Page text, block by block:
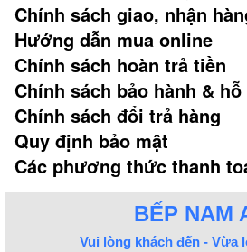
Chính sách giao, nhận
Hướng dẫn mua online
Chính sách hoàn trả tiền
Chính sách bảo hành &
Chính sách đổi trả hàng
Quy định bảo mật
Các phương thức thanh
BẾP NAM
Vui lòng khách đến - Vừa